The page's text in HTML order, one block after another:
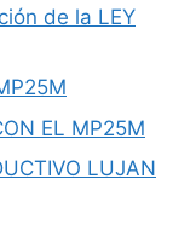
de la LEY
EL MP25M
LUJAN